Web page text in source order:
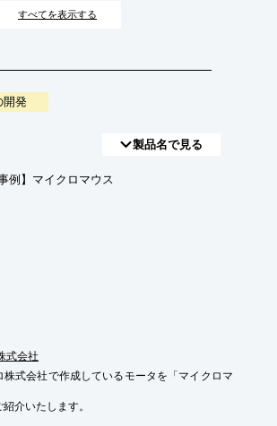
すべてを表示する
開発
製品名で見る
例】マイクロマウス
式会社
株式会社で作成しているモータを「マイクロマ
介いたします。